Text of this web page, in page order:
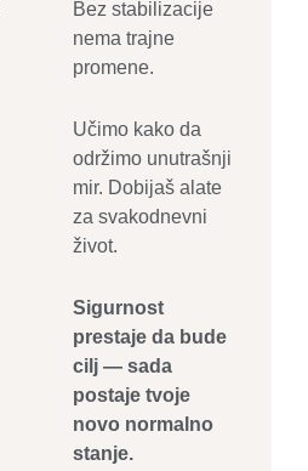
Bez stabilizacije
nema trajne
promene.
Učimo kako da
održimo unutrašnji
mir. Dobijaš alate
za svakodnevni
život.
Sigurnost
prestaje da bude
cilj — sada
postaje tvoje
novo normalno
stanje.